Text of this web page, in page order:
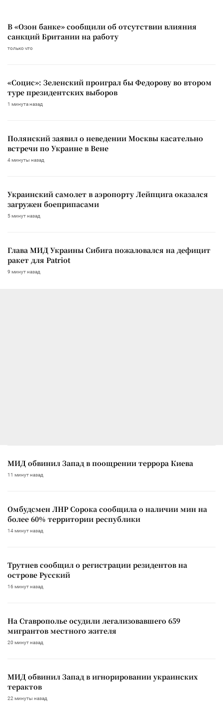
В «Озон банке» сообщили об отсутствии влияния
санкций Британии на работу
только что
«Социс»: Зеленский проиграл бы Федорову во втором
туре президентских выборов
1 минута назад
Полянский заявил о неведении Москвы касательно
встречи по Украине в Вене
4 минуты назад
Украинский самолет в аэропорту Лейпцига оказался
загружен боеприпасами
5 минут назад
Глава МИД Украины Сибига пожаловался на дефицит
ракет для Patriot
9 минут назад
МИД обвинил Запад в поощрении террора Киева
11 минут назад
Омбудсмен ЛНР Сорока сообщила о наличии мин на
более 60% территории республики
14 минут назад
Трутнев сообщил о регистрации резидентов на
острове Русский
16 минут назад
На Ставрополье осудили легализовавшего 659
мигрантов местного жителя
20 минут назад
МИД обвинил Запад в игнорировании украинских
терактов
22 минуты назад